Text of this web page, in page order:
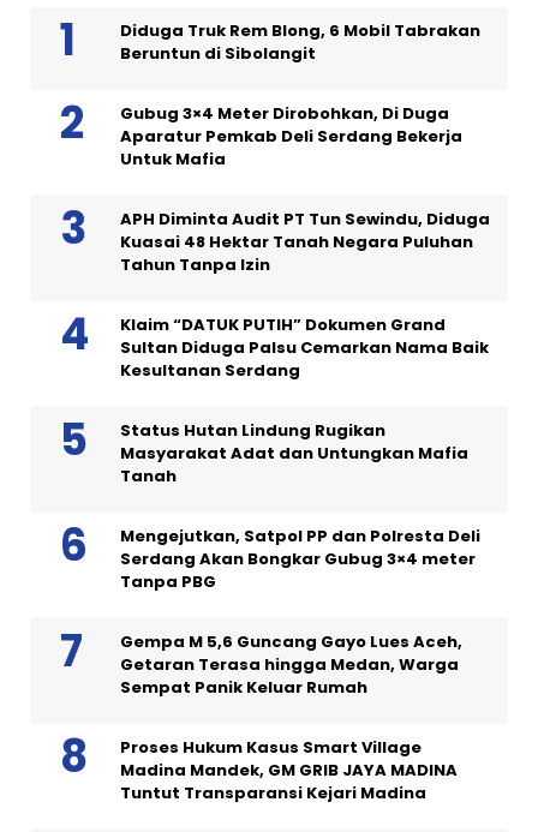
Diduga Truk Rem Blong, 6 Mobil Tabrakan
Beruntun di Sibolangit
Gubug 3×4 Meter Dirobohkan, Di Duga
Aparatur Pemkab Deli Serdang Bekerja
Untuk Mafia
APH Diminta Audit PT Tun Sewindu, Diduga
Kuasai 48 Hektar Tanah Negara Puluhan
Tahun Tanpa Izin
Klaim “DATUK PUTIH” Dokumen Grand
Sultan Diduga Palsu Cemarkan Nama Baik
Kesultanan Serdang
Status Hutan Lindung Rugikan
Masyarakat Adat dan Untungkan Mafia
Tanah
Mengejutkan, Satpol PP dan Polresta Deli
Serdang Akan Bongkar Gubug 3×4 meter
Tanpa PBG
Gempa M 5,6 Guncang Gayo Lues Aceh,
Getaran Terasa hingga Medan, Warga
Sempat Panik Keluar Rumah
Proses Hukum Kasus Smart Village
Madina Mandek, GM GRIB JAYA MADINA
Tuntut Transparansi Kejari Madina